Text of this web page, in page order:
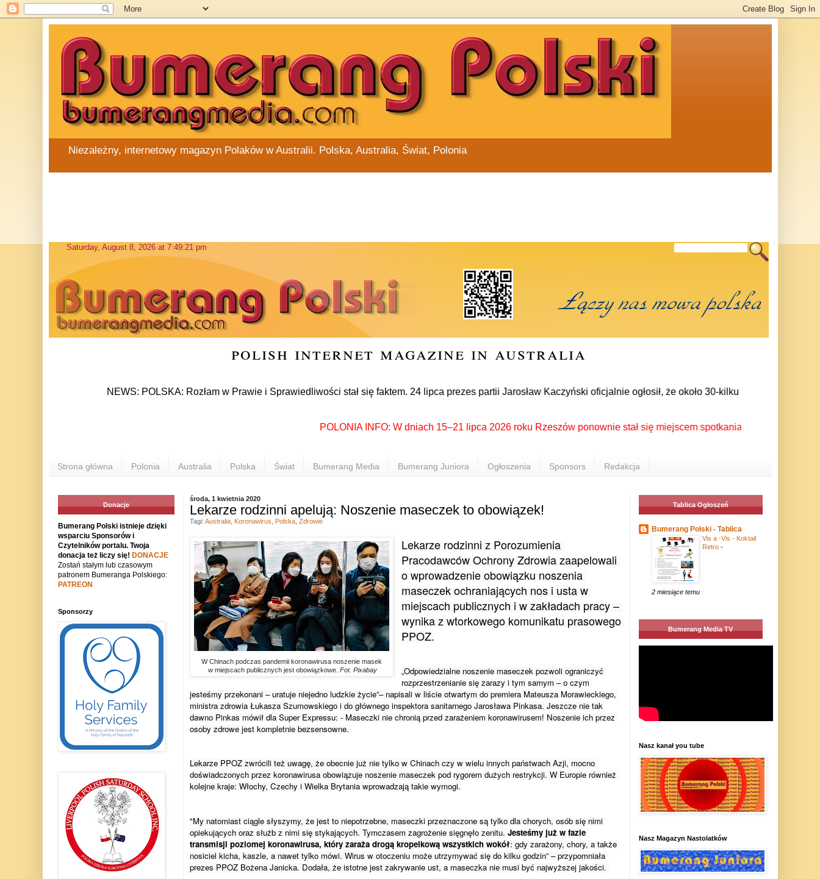
Niezależny, internetowy magazyn Polaków w Australii. Polska, Australia, Świat, Polonia
polish internet magazine in australia
NEWS: POLSKA: Rozłam w Prawie i Sprawiedliwości stał się faktem. 24 lipca prezes partii Jarosław Kaczyński oficjalnie ogłosił, że około 30-kilku posłów
POLONIA INFO: W dniach 15–21 lipca 2026 roku Rzeszów ponownie stał się miejscem spotkania Polonii z
Strona główna Polonia Australia Polska Świat Bumerang Media Bumerang Juniora Ogłoszenia Sponsors Redakcja
środa, 1 kwietnia 2020
Lekarze rodzinni apelują: Noszenie maseczek to obowiązek!
W Chinach podczas pandemii koronawirusa noszenie masek
w miejscach publicznych jest obowiązkowe. Fot. Pixabay
Lekarze rodzinni z Porozumienia
Pracodawców Ochrony Zdrowia zaapelowali
o wprowadzenie obowiązku noszenia
maseczek ochraniających nos i usta w
miejscach publicznych i w zakładach pracy –
wynika z wtorkowego komunikatu prasowego
PPOZ.
„Odpowiedzialne noszenie maseczek pozwoli ograniczyć
rozprzestrzenianie się zarazy i tym samym – o czym
jesteśmy przekonani – uratuje niejedno ludzkie życie”– napisali w liście otwartym do premiera Mateusza Morawieckiego,
ministra zdrowia Łukasza Szumowskiego i do głównego inspektora sanitarnego Jarosława Pinkasa. Jeszcze nie tak
dawno Pinkas mówił dla Super Expressu: - Maseczki nie chronią przed zarażeniem koronawirusem! Noszenie ich przez
osoby zdrowe jest kompletnie bezsensowne.
Lekarze PPOZ zwrócili też uwagę, że obecnie już nie tylko w Chinach czy w wielu innych państwach Azji, mocno
doświadczonych przez koronawirusa obowiązuje noszenie maseczek pod rygorem dużych restrykcji. W Europie również
kolejne kraje: Włochy, Czechy i Wielka Brytania wprowadzają takie wymogi.
"My natomiast ciągle słyszymy, że jest to niepotrzebne, maseczki przeznaczone są tylko dla chorych, osób się nimi
opiekujących oraz służb z nimi się stykających. Tymczasem zagrożenie sięgnęło zenitu. Jesteśmy już w fazie
transmisji poziomej koronawirusa, który zaraża drogą kropelkową wszystkich wokół: gdy zarażony, chory, a także
nosiciel kicha, kaszle, a nawet tylko mówi. Wirus w otoczeniu może utrzymywać się do kilku godzin” – przypomniała
prezes PPOZ Bożena Janicka. Dodała, że istotne jest zakrywanie ust, a maseczka nie musi być najwyższej jakości.
Tagi: Australia, Koronawirus Polska, Zdrowie
Donacje
Bumerang Polski istnieje dzięki
wsparciu Sponsorów i
Czytelników portalu. Twoja
donacja też liczy się! DONACJE
Zostań stałym lub czasowym
patronem Bumeranga Polskiego:
PATREON
Sponsorzy
Tablica Ogłoszeń
Bumerang Polski - Tablica
Vis a -Vis - Koktail
Retro -
2 miesiące temu
Bumerang Media TV
Nasz kanał you tube
Nasz Magazyn Nastolatków